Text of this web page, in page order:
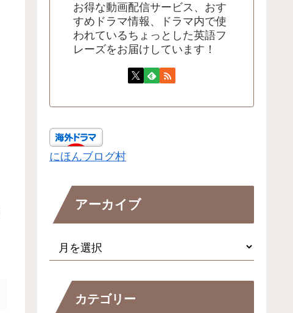
お得な動画配信サービス、おす
すめドラマ情報、ドラマ内で使
われているちょっとした英語フ
レーズをお届けしています！
にほんブログ村
アーカイブ
カテゴリー